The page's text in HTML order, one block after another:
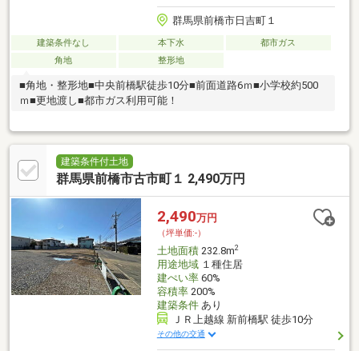
群馬県前橋市日吉町１
建築条件なし 本下水
都市ガス
角地
整形地
■角地・整形地■中央前橋駅徒歩10分■前面道路6ｍ■小学校約500
ｍ■更地渡し■都市ガス利用可能！
建築条件付土地
群馬県前橋市古市町１ 2,490万円
2,490万円
（坪単価:-）
土地面積232.8m2
用途地域１種住居
建ぺい率60%
容積率200%
建築条件あり
ＪＲ上越線 新前橋駅 徒歩10分
その他の交通